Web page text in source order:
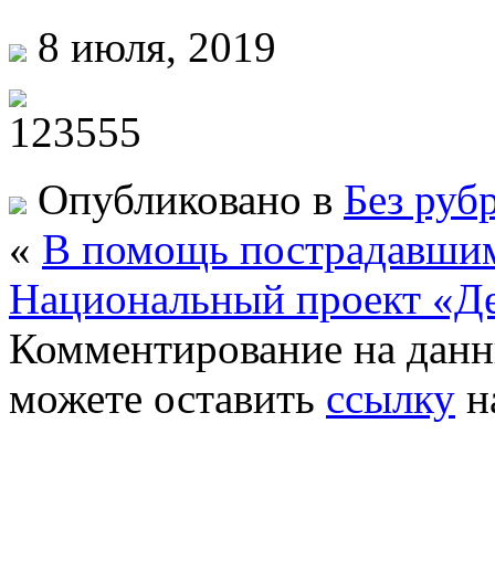
8 июля, 2019
Опубликовано в Без
« В помощь
Национальный проект
Комментирование на
можете оставить ссылку